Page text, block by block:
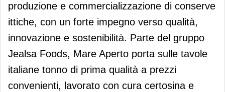
produzione e commercializzazione di conserve
ittiche, con un forte impegno verso qualità,
innovazione e sostenibilità. Parte del gruppo
Jealsa Foods, Mare Aperto porta sulle tavole
italiane tonno di prima qualità a prezzi
convenienti, lavorato con cura certosina e